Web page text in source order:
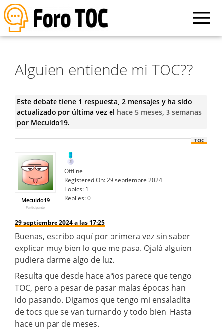
Alguien entiende mi TOC??
Este debate tiene 1 respuesta, 2 mensajes y ha sido
actualizado por última vez el hace 5 meses, 3 semanas
por Mecuido19.
TOC
Mecuido19
Participante
Offline
Registered On:29 septiembre 2024
Topics: 1
Replies:0
29 septiembre 2024 a las 17:25
Buenas, escribo aquí por primera vez sin saber
explicar muy bien lo que me pasa. Ojalá alguien
pudiera darme algo de luz.
Resulta que desde hace años parece que tengo
TOC, pero a pesar de pasar malas épocas han
ido pasando. Digamos que tengo mi ensaladita
de tocs que se van turnando y todo bien. Hasta
hace un par de meses.